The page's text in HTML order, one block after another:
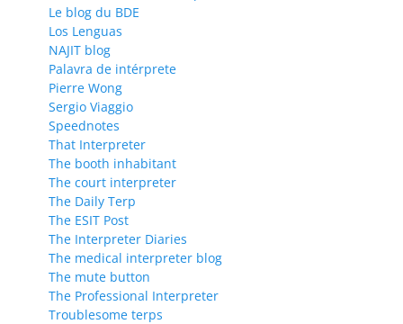
Le blog du BDE
Los Lenguas
NAJIT blog
Palavra de intérprete
Pierre Wong
Sergio Viaggio
Speednotes
That Interpreter
The booth inhabitant
The court interpreter
The Daily Terp
The ESIT Post
The Interpreter Diaries
The medical interpreter blog
The mute button
The Professional Interpreter
Troublesome terps